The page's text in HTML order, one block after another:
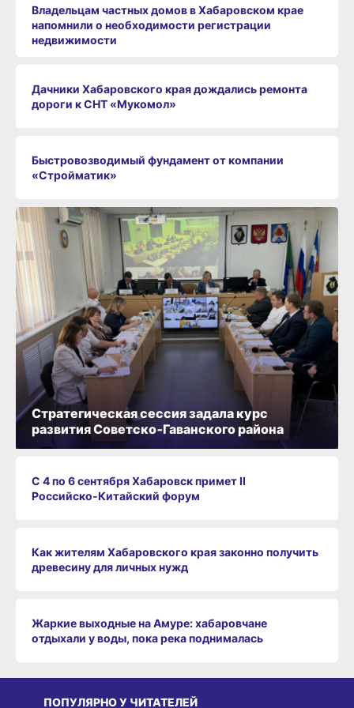
Владельцам частных домов в Хабаровском крае
напомнили о необходимости регистрации
недвижимости
Дачники Хабаровского края дождались ремонта
дороги к СНТ «Мукомол»
Быстровозводимый фундамент от компании
«Стройматик»
С 4 по 6 сентября Хабаровск примет II
Российско‑Китайский форум
Как жителям Хабаровского края законно получить
древесину для личных нужд
Жаркие выходные на Амуре: хабаровчане
отдыхали у воды, пока река поднималась
Стратегическая сессия задала курс
развития Советско‑Гаванского района
ПОПУЛЯРНО У ЧИТАТЕЛЕЙ